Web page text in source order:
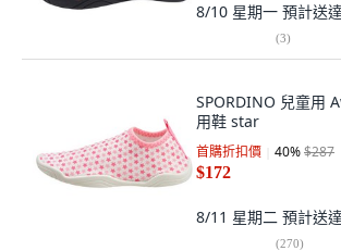
8/10 星期一 預計送達
(3)
SPORDINO 兒童用
用鞋 star
首購折扣價 40%$287
$172
8/11 星期二 預計送達
(270)